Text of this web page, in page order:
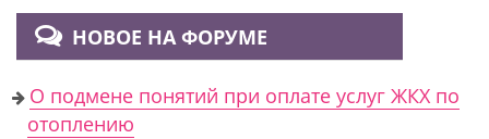
НОВОЕ НА ФОРУМЕ
О подмене понятий при оплате услуг ЖКХ по
отоплению